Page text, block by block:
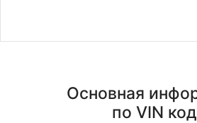
Основная
по VIN